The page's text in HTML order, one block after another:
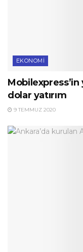
EKONOMI
dolar yatırım
9 TEMMUZ 2020